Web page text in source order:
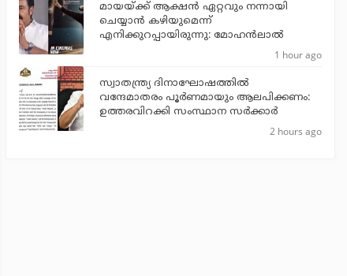
മായയ്ക്ക് ആക്ഷന്‍ ഏറ്റവും നന്നായി
ചെയ്യാന്‍ കഴിയുമെന്ന്
എനിക്കുറപ്പായിരുന്നു: മോഹന്‍ലാല്‍
1 hour ago
സ്വാതന്ത്ര്യ ദിനാഘോഷത്തില്‍
വന്ദേമാതരം പൂര്‍ണമായും ആലപിക്കണം:
ഉത്തരവിറക്കി സംസ്ഥാന സര്‍ക്കാര്‍
2 hours ago